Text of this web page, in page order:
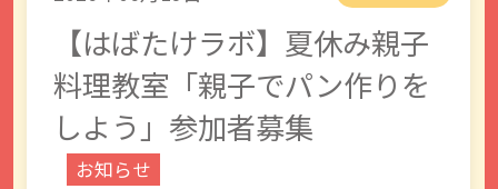
【はばたけラボ】夏休み親子
料理教室「親子でパン作りを
しよう」参加者募集
お知らせ